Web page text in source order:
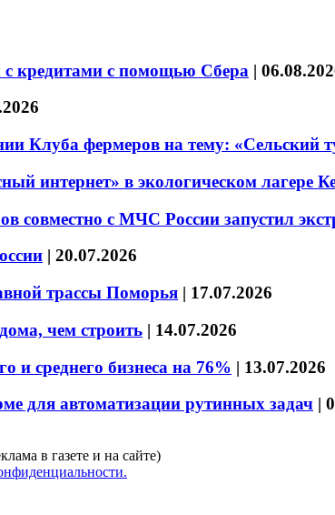
кредитами с помощью Сбера |
Клуба фермеров на тему: «Сельский
интернет» в экологическом лагере
совместно с МЧС России запустил
| 20.07.2026
трассы Поморья | 17.07.2026
чем строить | 14.07.2026
и среднего бизнеса на 76% | 13.07.2026
для автоматизации рутинных задач |
в газете и на сайте)